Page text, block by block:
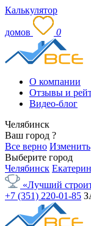
Калькулятор
домов 0
О компании
Отзывы и
Видео-блог
Челябинск
Ваш город ?
Все верно Изменить
Выберите город
Челябинск
«Лучший
+7 (351) 220-01-85